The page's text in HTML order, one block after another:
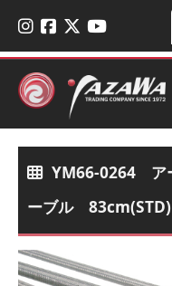
YM66-0264 ア
ーブル